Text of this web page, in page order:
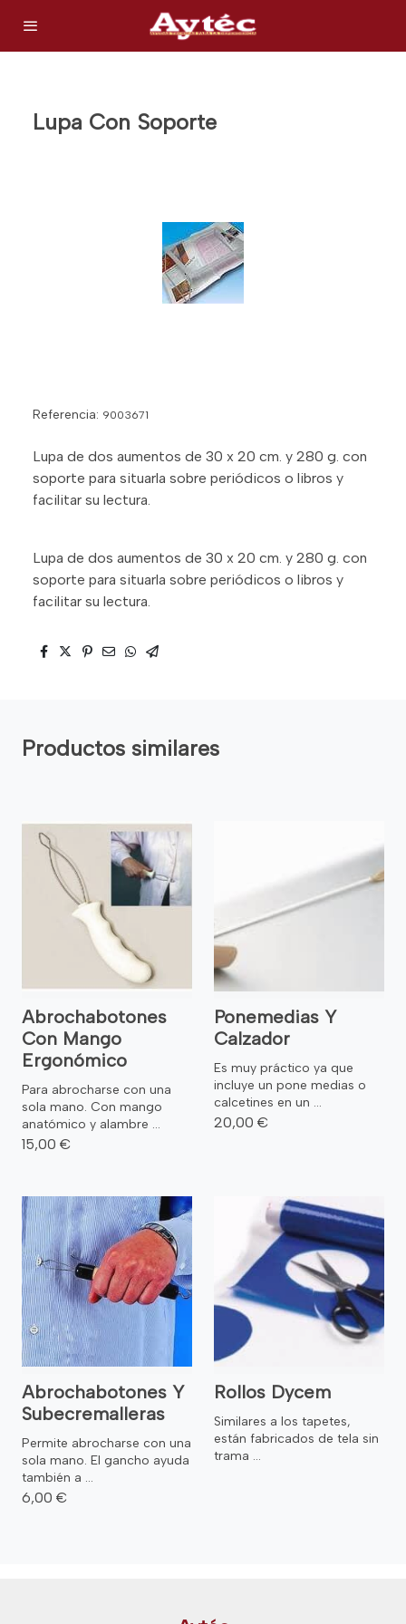
Lupa Con Soporte
Referencia: 9003671
Lupa de dos aumentos de 30 x 20 cm. y 280 g. con
soporte para situarla sobre periódicos o libros y
facilitar su lectura.
Lupa de dos aumentos de 30 x 20 cm. y 280 g. con
soporte para situarla sobre periódicos o libros y
facilitar su lectura.
Productos similares
Abrochabotones
Con Mango
Ergonómico
Para abrocharse con una
sola mano. Con mango
anatómico y alambre ...
15,00 €
Ponemedias Y
Calzador
Es muy práctico ya que
incluye un pone medias o
calcetines en un ...
20,00 €
Abrochabotones Y
Subecremalleras
Permite abrocharse con una
sola mano. El gancho ayuda
también a ...
6,00 €
Rollos Dycem
Similares a los tapetes,
están fabricados de tela sin
trama ...